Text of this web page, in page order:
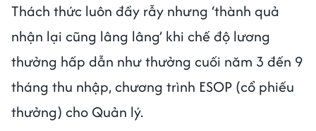
Thách thức luôn đầy rẫy nhưng ‘thành quả
nhận lại cũng lâng lâng’ khi chế độ lương
thưởng hấp dẫn như thưởng cuối năm 3 đến 9
tháng thu nhập, chương trình ESOP (cổ phiếu
thưởng) cho Quản lý.